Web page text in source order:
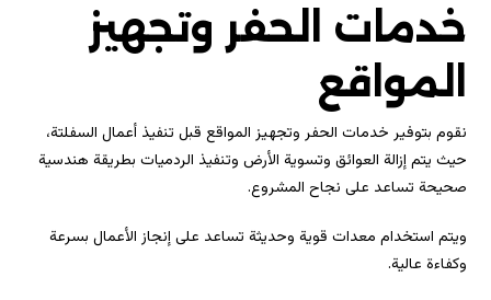
خدمات الحفر وتجهيز
المواقع
نقوم بتوفير خدمات الحفر وتجهيز المواقع قبل تنفيذ أعمال السفلتة،
حيث يتم إزالة العوائق وتسوية الأرض وتنفيذ الردميات بطريقة هندسية
صحيحة تساعد على نجاح المشروع.
ويتم استخدام معدات قوية وحديثة تساعد على إنجاز الأعمال بسرعة
وكفاءة عالية.